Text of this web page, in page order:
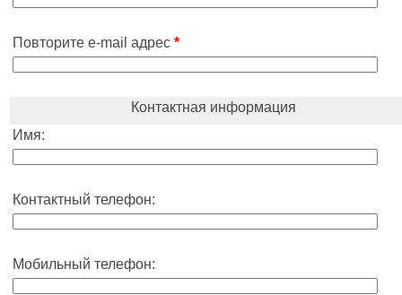
Повторите e-mail адрес *
Контактная информация
Имя:
Контактный телефон:
Мобильный телефон: